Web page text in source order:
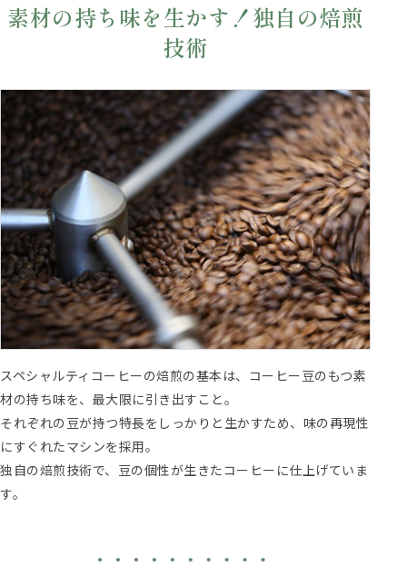
素材の持ち味を生かす！独自の焙煎
技術
スペシャルティコーヒーの焙煎の基本は、コーヒー豆のもつ素
材の持ち味を、最大限に引き出すこと。
それぞれの豆が持つ特長をしっかりと生かすため、味の再現性
にすぐれたマシンを採用。
独自の焙煎技術で、豆の個性が生きたコーヒーに仕上げていま
す。